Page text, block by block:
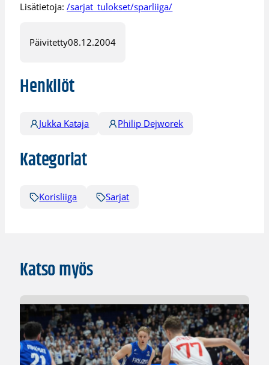
Lisätietoja:/sarjat_tulokset/sparliiga/
Päivitetty08.12.2004
Henkilöt
Jukka Kataja Philip Dejworek
Kategoriat
Korisliiga Sarjat
Katso myös